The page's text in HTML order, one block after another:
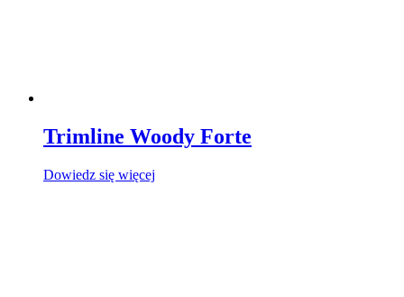
Trimline Woody Forte
Dowiedz się więcej